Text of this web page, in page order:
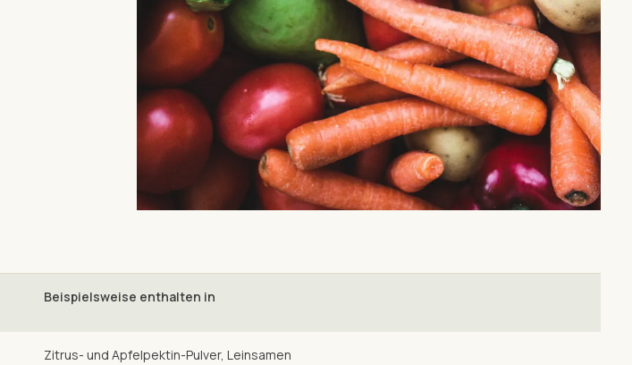
Beispielsweise enthalten in
Zitrus- und Apfelpektin-Pulver, Leinsamen